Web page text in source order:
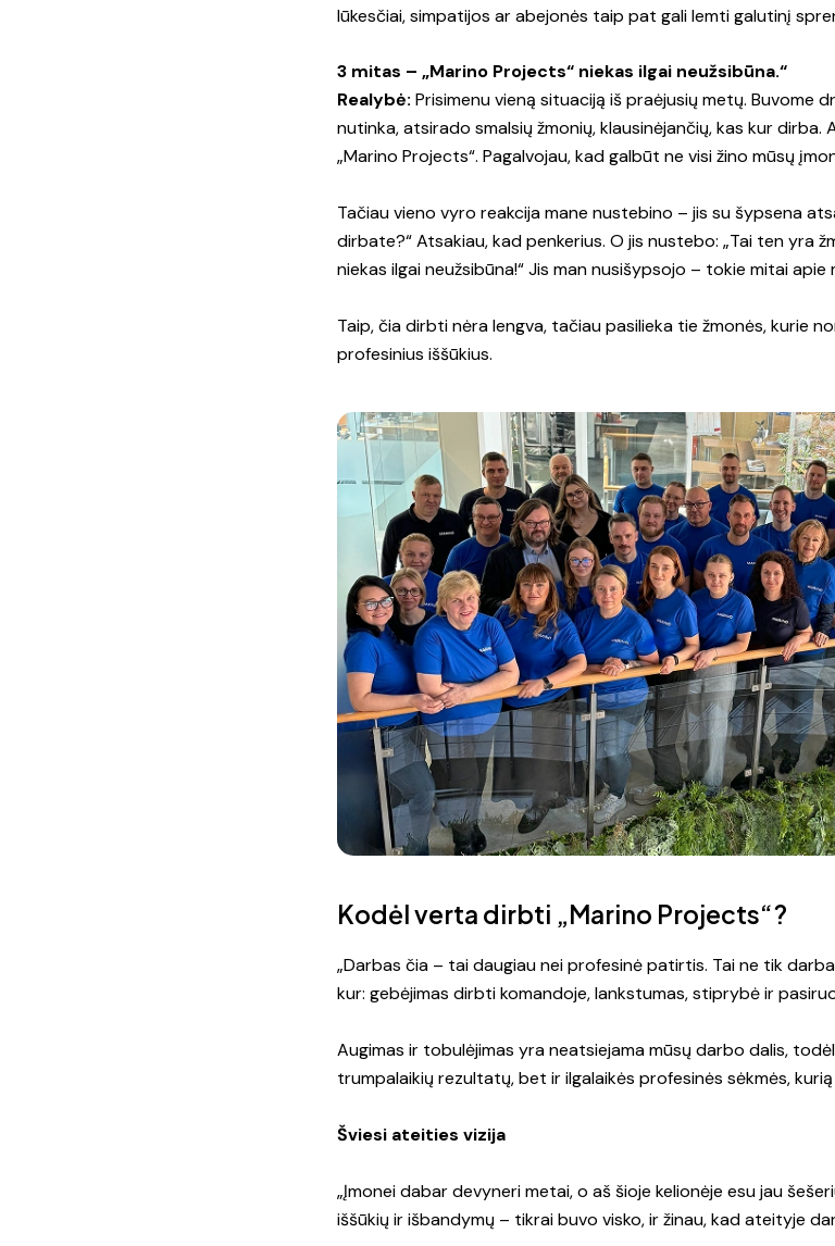
lūkesčiai, simpatijos ar abejonės taip pat gali lemti galutinį
3 mitas – „Marino Projects“ niekas ilgai neužsibūna.“
Realybė: Prisimenu vieną situaciją iš praėjusių metų. Buvome
nutinka, atsirado smalsių žmonių, klausinėjančių, kas kur
„Marino Projects“. Pagalvojau, kad galbūt ne visi žino mūsų
Tačiau vieno vyro reakcija mane nustebino – jis su šypsena
dirbate?“ Atsakiau, kad penkerius. O jis nustebo: „Tai ten yra
niekas ilgai neužsibūna!“ Jis man nusišypsojo – tokie mitai
Taip, čia dirbti nėra lengva, tačiau pasilieka tie žmonės, kurie
profesinius iššūkius.
Kodėl verta dirbti „Marino Projects“?
„Darbas čia – tai daugiau nei profesinė patirtis. Tai ne tik
kur: gebėjimas dirbti komandoje, lankstumas, stiprybė ir
Augimas ir tobulėjimas yra neatsiejama mūsų darbo dalis,
trumpalaikių rezultatų, bet ir ilgalaikės profesinės sėkmės,
Šviesi ateities vizija
„Įmonei dabar devyneri metai, o aš šioje kelionėje esu jau
iššūkių ir išbandymų – tikrai buvo visko, ir žinau, kad ateityje